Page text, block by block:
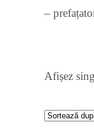
–
Afișez